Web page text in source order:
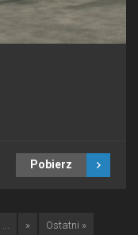
Pobierz
» Ostatni »